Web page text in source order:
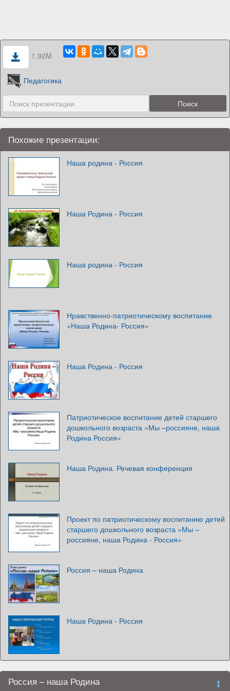
1.92M
Педагогика
Похожие презентации:
Наша родина - Россия
Наша Родина - Россия
Наша родина - Россия
Нравственно-патриотическому воспитание
«Наша Родина- Россия»
Наша Родина - Россия
Патриотическое воспитание детей старшего
дошкольного возраста «Мы –россияне, наша
Родина Россия»
Наша Родина. Речевая конференция
Проект по патриотическому воспитанию детей
старшего дошкольного возраста «Мы –
россияне, наша Родина - Россия»
Россия – наша Родина
Наша Родина - Россия
Россия – наша Родина